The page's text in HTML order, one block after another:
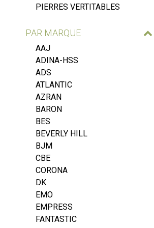
PIERRES VERTITABLES
PAR MARQUE
AAJ
ADINA-HSS
ADS
ATLANTIC
AZRAN
BARON
BES
BEVERLY HILL
BJM
CBE
CORONA
DK
EMO
EMPRESS
FANTASTIC